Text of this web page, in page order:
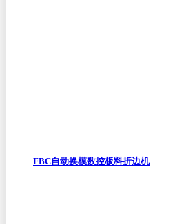
FBC自动换模数控板料折边机